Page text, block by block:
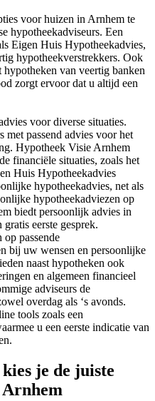
voor huizen in Arnhem te
hypotheekadviseurs. Een
Eigen Huis Hypotheekadvies,
hypotheekverstrekkers. Ook
van veertig banken
zorgt ervoor dat u altijd een
voor diverse situaties.
passend advies voor het
Hypotheek Visie Arnhem
financiële situaties, zoals het
Huis Hypotheekadvies
hypotheekadvies, net als
hypotheekadviezen op
biedt persoonlijk advies in
eerste gesprek.
passende
bij uw wensen en persoonlijke
naast hypotheken ook
en algemeen financieel
adviseurs de
overdag als ‘s avonds.
tools zoals een
u een eerste indicatie van
je de juiste